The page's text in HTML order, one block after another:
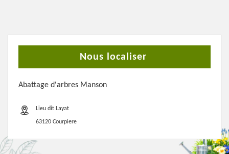
Nous localiser
Abattage d'arbres Manson
Lieu dit Layat
63120 Courpiere